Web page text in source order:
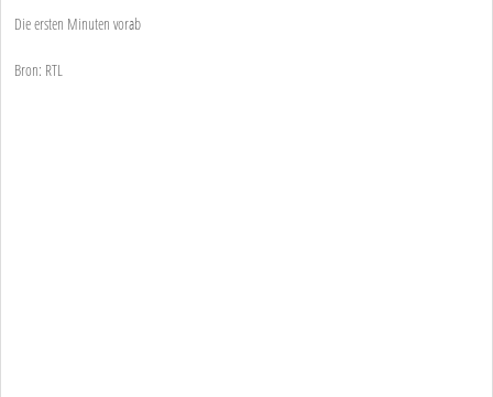
Die ersten Minuten vorab
Bron: RTL